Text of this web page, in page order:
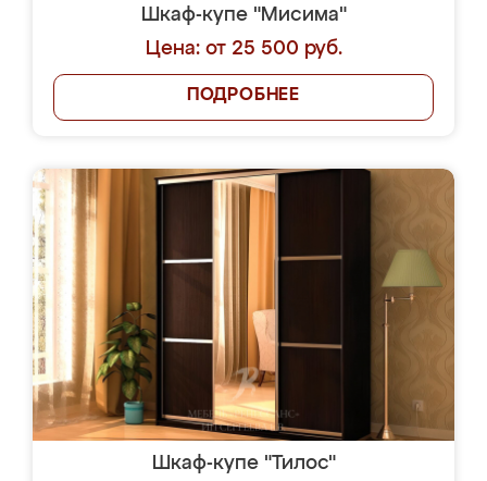
Шкаф-купе "Мисима"
Цена: от 25 500 руб.
ПОДРОБНЕЕ
Шкаф-купе "Тилос"